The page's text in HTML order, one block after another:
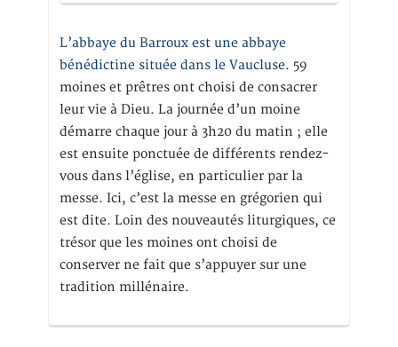
L’abbaye du Barroux est une abbaye
bénédictine située dans le Vaucluse. 59
moines et prêtres ont choisi de consacrer
leur vie à Dieu. La journée d’un moine
démarre chaque jour à 3h20 du matin ; elle
est ensuite ponctuée de différents rendez-
vous dans l’église, en particulier par la
messe. Ici, c’est la messe en grégorien qui
est dite. Loin des nouveautés liturgiques, ce
trésor que les moines ont choisi de
conserver ne fait que s’appuyer sur une
tradition millénaire.